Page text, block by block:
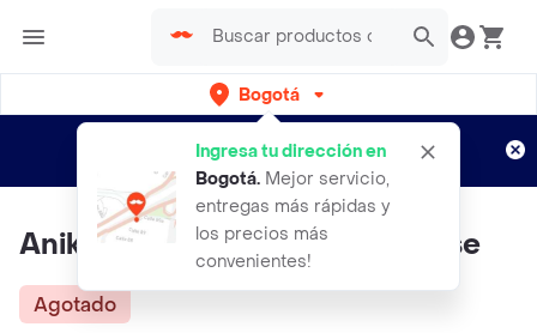
Bogotá
Ingresa tu dirección en
Bogotá. Mejor servicio,
entregas más rápidas y
los precios más
convenientes!
envíos gratis por semanas
Aplican TyC
Anik Blush Liquido Tono 04 Rose
Agotado